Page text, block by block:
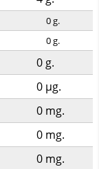
0g.
0g.
0 g.
0 µg.
0 mg.
0 mg.
0 mg.